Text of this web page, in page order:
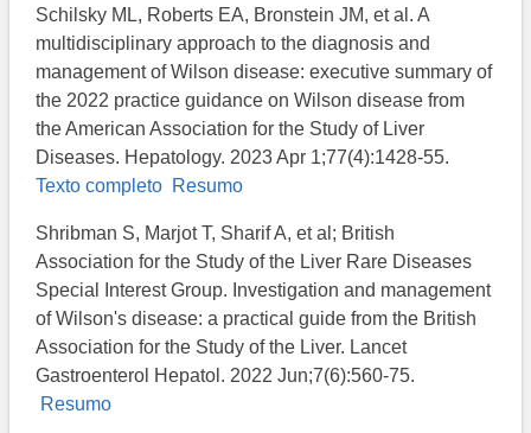
Schilsky ML, Roberts EA, Bronstein JM, et al. A
multidisciplinary approach to the diagnosis and
management of Wilson disease: executive summary of
the 2022 practice guidance on Wilson disease from
the American Association for the Study of Liver
Diseases. Hepatology. 2023 Apr 1;77(4):1428-55.
Texto completo Resumo
Shribman S, Marjot T, Sharif A, et al; British
Association for the Study of the Liver Rare Diseases
Special Interest Group. Investigation and management
of Wilson's disease: a practical guide from the British
Association for the Study of the Liver. Lancet
Gastroenterol Hepatol. 2022 Jun;7(6):560-75.
Resumo